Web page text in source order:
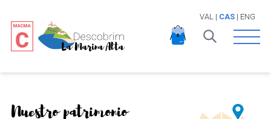
VAL | CAS| ENG
Open
Nuestro patrimonio